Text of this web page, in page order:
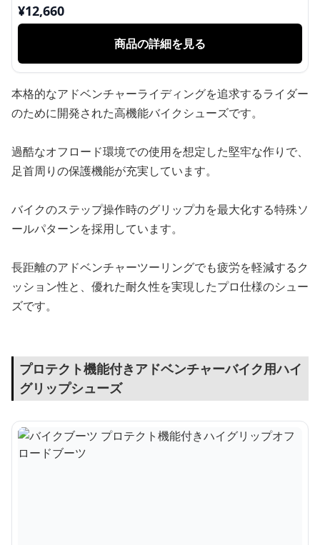
¥12,660
商品の詳細を見る
本格的なアドベンチャーライディングを追求するライダー
のために開発された高機能バイクシューズです。
過酷なオフロード環境での使用を想定した堅牢な作りで、
足首周りの保護機能が充実しています。
バイクのステップ操作時のグリップ力を最大化する特殊ソ
ールパターンを採用しています。
長距離のアドベンチャーツーリングでも疲労を軽減するク
ッション性と、優れた耐久性を実現したプロ仕様のシュー
ズです。
プロテクト機能付きアドベンチャーバイク用ハイ
グリップシューズ